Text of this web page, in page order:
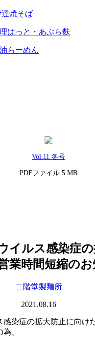
焼そば
はっと・あぶら麩
らーめん
Vol.11 冬号
PDFファイル 5 MB
イルス感染症
業時間短縮の
二階堂製麺所
2021.08.16
感染症の拡大防止に向け
、